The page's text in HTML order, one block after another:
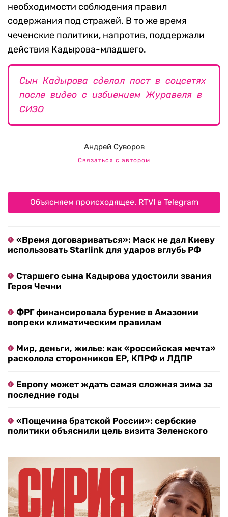
необходимости соблюдения правил
содержания под стражей. В то же время
чеченские политики, напротив, поддержали
действия Кадырова-младшего.
Сын Кадырова сделал пост в соцсетях
после видео с избиением Журавеля в
СИЗО
Андрей Суворов
Связаться с автором
Объясняем происходящее. RTVI в Telegram
«Время договариваться»: Маск не дал Киеву
использовать Starlink для ударов вглубь РФ
Старшего сына Кадырова удостоили звания
Героя Чечни
ФРГ финансировала бурение в Амазонии
вопреки климатическим правилам
Мир, деньги, жилье: как «российская мечта»
расколола сторонников ЕР, КПРФ и ЛДПР
Европу может ждать самая сложная зима за
последние годы
«Пощечина братской России»: сербские
политики объяснили цель визита Зеленского